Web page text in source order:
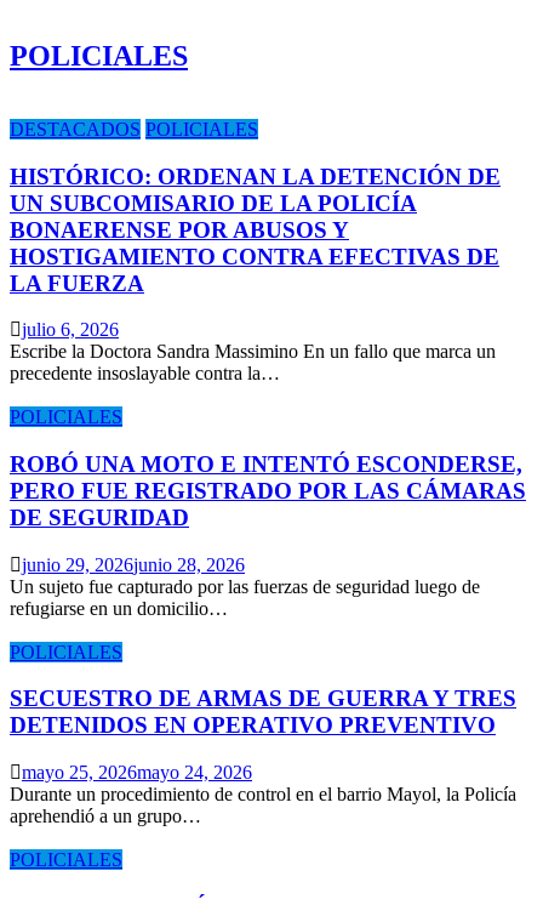
POLICIALES
DESTACADOS POLICIALES
HISTÓRICO: ORDENAN LA DETENCIÓN DE
UN SUBCOMISARIO DE LA POLICÍA
BONAERENSE POR ABUSOS Y
HOSTIGAMIENTO CONTRA EFECTIVAS DE
LA FUERZA
julio 6, 2026
Escribe la Doctora Sandra Massimino En un fallo que marca un
precedente insoslayable contra la…
POLICIALES
ROBÓ UNA MOTO E INTENTÓ ESCONDERSE,
PERO FUE REGISTRADO POR LAS CÁMARAS
DE SEGURIDAD
junio 29, 2026junio 28, 2026
Un sujeto fue capturado por las fuerzas de seguridad luego de
refugiarse en un domicilio…
POLICIALES
SECUESTRO DE ARMAS DE GUERRA Y TRES
DETENIDOS EN OPERATIVO PREVENTIVO
mayo 25, 2026mayo 24, 2026
Durante un procedimiento de control en el barrio Mayol, la Policía
aprehendió a un grupo…
POLICIALES